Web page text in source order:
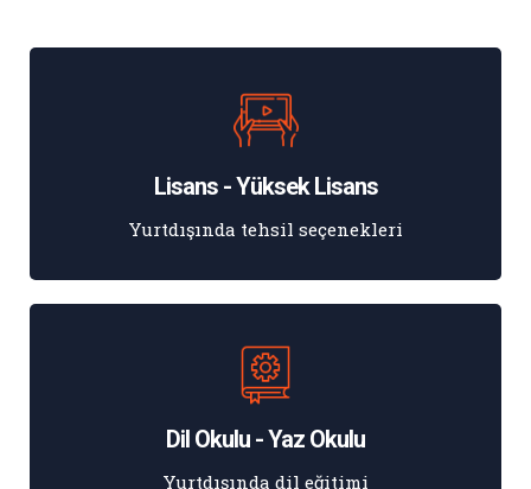
Lisans - Yüksek Lisans
Yurtdışında tehsil seçenekleri
Dil Okulu - Yaz Okulu
Yurtdışında dil eğitimi